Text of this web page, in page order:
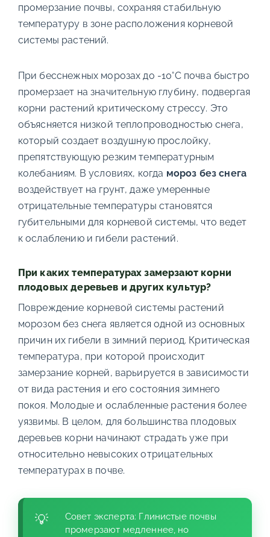
промерзание почвы, сохраняя стабильную
температуру в зоне расположения корневой
системы растений.
При бесснежных морозах до -10°C почва быстро
промерзает на значительную глубину, подвергая
корни растений критическому стрессу. Это
объясняется низкой теплопроводностью снега,
который создает воздушную прослойку,
препятствующую резким температурным
колебаниям. В условиях, когда мороз без снега
воздействует на грунт, даже умеренные
отрицательные температуры становятся
губительными для корневой системы, что ведет
к ослаблению и гибели растений.
При каких температурах замерзают корни
плодовых деревьев и других культур?
Повреждение корневой системы растений
морозом без снега является одной из основных
причин их гибели в зимний период. Критическая
температура, при которой происходит
замерзание корней, варьируется в зависимости
от вида растения и его состояния зимнего
покоя. Молодые и ослабленные растения более
уязвимы. В целом, для большинства плодовых
деревьев корни начинают страдать уже при
относительно невысоких отрицательных
температурах в почве.
Совет эксперта: Глинистые почвы
промерзают медленнее, но